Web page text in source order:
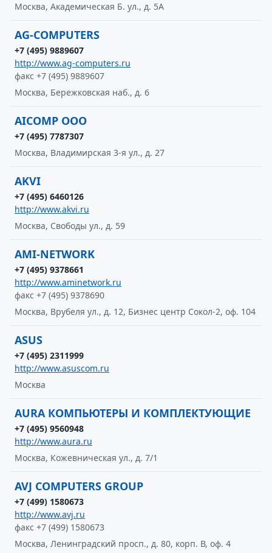
Москва, Академическая Б. ул., д. 5А
AG-COMPUTERS
+7 (495) 9889607
http://www.ag-computers.ru
факс +7 (495) 9889607
Москва, Бережковская наб., д. 6
AICOMP ООО
+7 (495) 7787307
Москва, Владимирская 3-я ул., д. 27
AKVI
+7 (495) 6460126
http://www.akvi.ru
Москва, Свободы ул., д. 59
AMI-NETWORK
+7 (495) 9378661
http://www.aminetwork.ru
факс +7 (495) 9378690
Москва, Врубеля ул., д. 12, Бизнес центр Сокол-2, оф. 104
ASUS
+7 (495) 2311999
http://www.asuscom.ru
Москва
AURA КОМПЬЮТЕРЫ И КОМПЛЕКТУЮЩИЕ
+7 (495) 9560948
http://www.aura.ru
Москва, Кожевническая ул., д. 7/1
AVJ COMPUTERS GROUP
+7 (499) 1580673
http://www.avj.ru
факс +7 (499) 1580673
Москва, Ленинградский просп., д. 80, корп. В, оф. 4